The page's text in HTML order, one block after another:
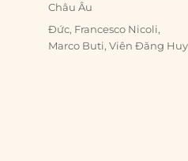
Châu Âu
Tags
Đức, Francesco Nicoli,
Marco Buti,Viên Đăng Huy